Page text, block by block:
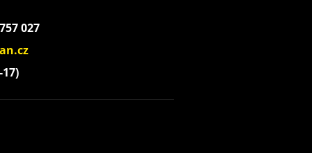
027
17)